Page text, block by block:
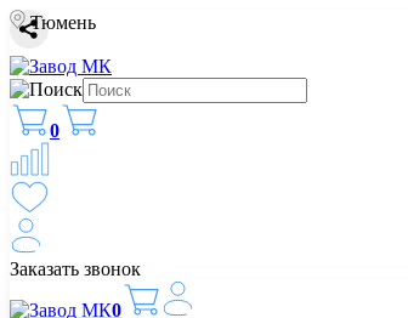
Тюмень
0
Заказать звонок
0